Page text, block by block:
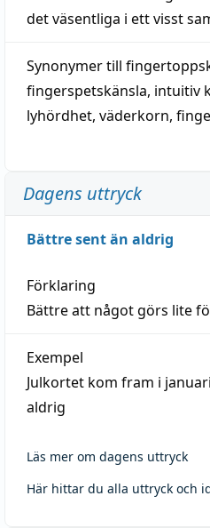
det väsentliga i ett visst
Synonymer till
fingerspetskänsla, intuitiv
lyhördhet, väderkorn,
Dagens uttryck
Bättre sent än aldrig
Förklaring
Bättre att något görs lite
Exempel
Julkortet kom fram i
aldrig
Läs mer om dagens uttryck
Här hittar du alla uttryck och